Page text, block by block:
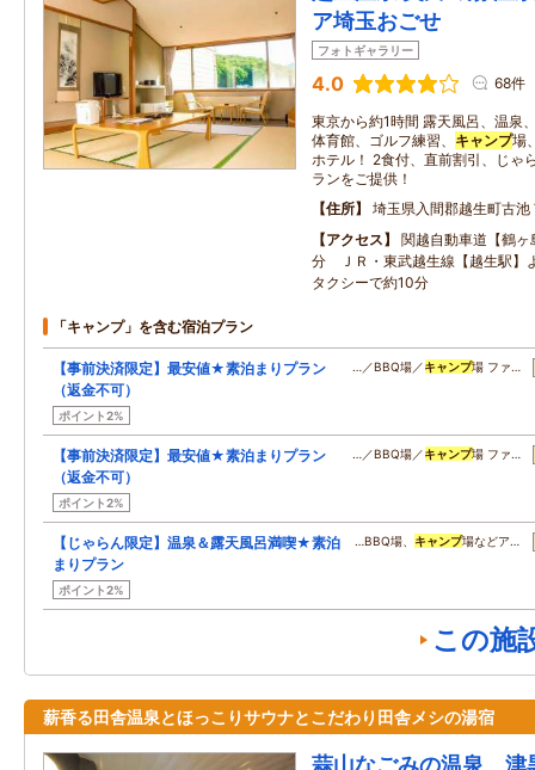
ア埼玉おごせ
フォトギャラリー
4.0 68件
東京から約1時間 露天風呂、温泉
体育館、ゴルフ練習、 キャンプ場
ホテル！ 2食付、直前割引、じゃ
ランをご提供！
住所
埼玉県入間郡越生町古池
アクセス
関越自動車道【鶴
分 ＪＲ・東武越生線【越生駅】
タクシーで約10分
「キャンプ」を含む宿泊プラン
【事前決済限定】最安値★素泊まりプラン
（返金不可）
ポイント2%
…／BBQ場／キャンプ場 ファ…
【事前決済限定】最安値★素泊まりプラン
（返金不可）
ポイント2%
…／BBQ場／キャンプ場 ファ…
【じゃらん限定】温泉＆露天風呂満喫★素泊
まりプラン
ポイント2%
…BBQ場、 キャンプ場などア…
この施
薪香る田舎温泉とほっこりサウナとこだわり田舎メシの湯宿